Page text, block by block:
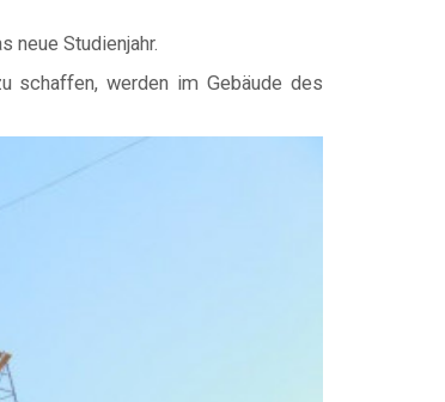
neue Studienjahr.
schaffen, werden im Gebäude des